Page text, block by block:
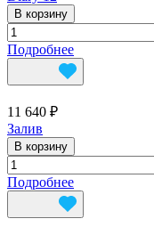
В корзину
Подробнее
11 640 ₽
Залив
В корзину
Подробнее